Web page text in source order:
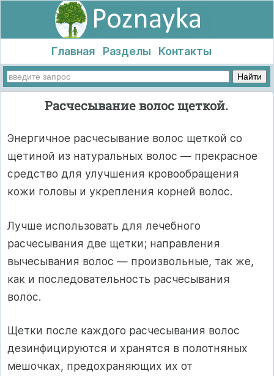
Главная Разделы Контакты
Расчесывание волос щеткой.
Энергичное расчесывание волос щеткой со
щетиной из натуральных волос — прекрасное
средство для улучшения кровообращения
кожи головы и укрепления корней волос.
Лучше использовать для лечебного
расчесывания две щетки; на­правления
вычесывания волос — произвольные, так же,
как и после­довательность расчесывания
волос.
Щетки после каждого расчесывания волос
дезинфицируются и хранятся в полотняных
мешочках, предохраняющих их от